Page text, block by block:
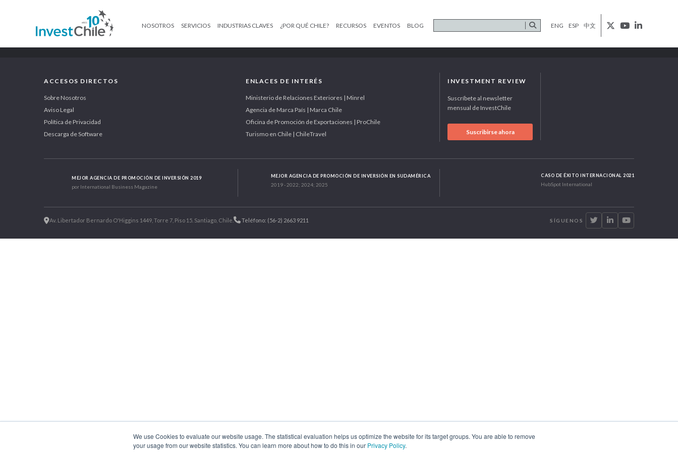
We use Cookies to evaluate our website usage. The statistical evaluation helps us optimize the website for its target groups. You are able to remove
your usage from our website statistics. You can learn more about how to do this in our Privacy Policy.
NOSOTROS SERVICIOS INDUSTRIAS CLAVES ¿POR QUÉ CHILE? RECURSOS EVENTOS BLOG ENG ESP 中文
ACCESOS DIRECTOS
Sobre Nosotros
Aviso Legal
Política de Privacidad
Descarga de Software
ENLACES DE INTERÉS
Ministerio de Relaciones Exteriores | Minrel
Agencia de Marca País | Marca Chile
Oficina de Promoción de Exportaciones | ProChile
Turismo en Chile | ChileTravel
INVESTMENT REVIEW
Suscríbete al newsletter
mensual de InvestChile
Suscribirse ahora
MEJOR AGENCIA DE PROMOCIÓN DE INVERSIÓN 2019
por International Business Magazine
MEJOR AGENCIA DE PROMOCIÓN DE INVERSIÓN EN SUDAMÉRICA
2019 - 2022; 2024; 2025
CASO DE ÉXITO INTERNACIONAL 2021
HubSpot International
Av. Libertador Bernardo O'Higgins 1449, Torre 7, Piso 15. Santiago, Chile. Teléfono: (56-2) 2663 9211 SÍGUENOS